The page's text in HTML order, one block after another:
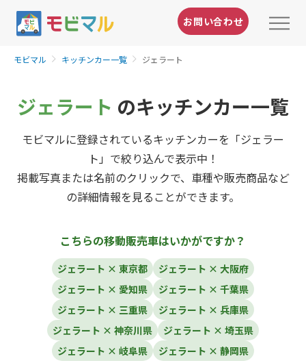
お問い合わせ
モビマル キッチンカー一覧 ジェラート
ジェラート のキッチンカー一覧
モビマルに登録されているキッチンカーを「ジェラー
ト」で絞り込んで表示中！
掲載写真または名前のクリックで、車種や販売商品など
の詳細情報を見ることができます。
こちらの移動販売車はいかがですか？
ジェラート × 東京都
ジェラート × 大阪府
ジェラート × 愛知県
ジェラート × 千葉県
ジェラート × 三重県
ジェラート × 兵庫県
ジェラート × 神奈川県
ジェラート × 埼玉県
ジェラート × 岐阜県
ジェラート × 静岡県